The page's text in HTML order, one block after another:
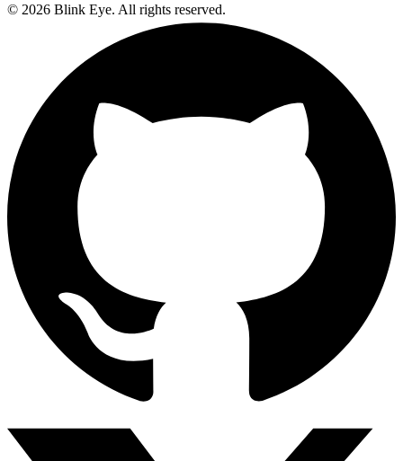
© 2026 Blink Eye. All rights reserved.